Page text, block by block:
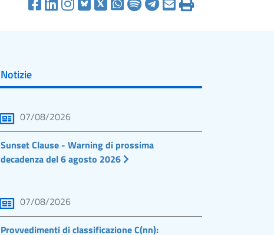
Notizie
07/08/2026
Sunset Clause - Warning di prossima
decadenza del 6 agosto 2026
07/08/2026
Provvedimenti di classificazione C(nn):